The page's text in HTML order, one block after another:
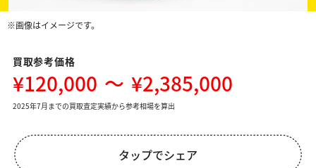
※画像はイメージです。
買取参考価格
¥120,000 ～ ¥2,385,000
2025年7月までの買取査定実績から参考相場を算出
タップでシェア